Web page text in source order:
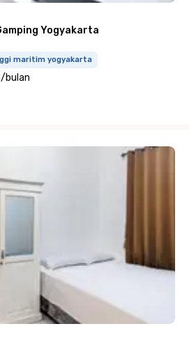
Yogyakarta
maritim yogyakarta
/bulan